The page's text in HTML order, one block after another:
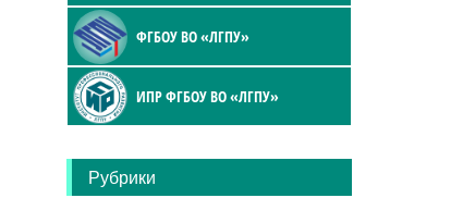
ФГБОУ ВО «ЛГПУ»
ИПР ФГБОУ ВО «ЛГПУ»
Рубрики